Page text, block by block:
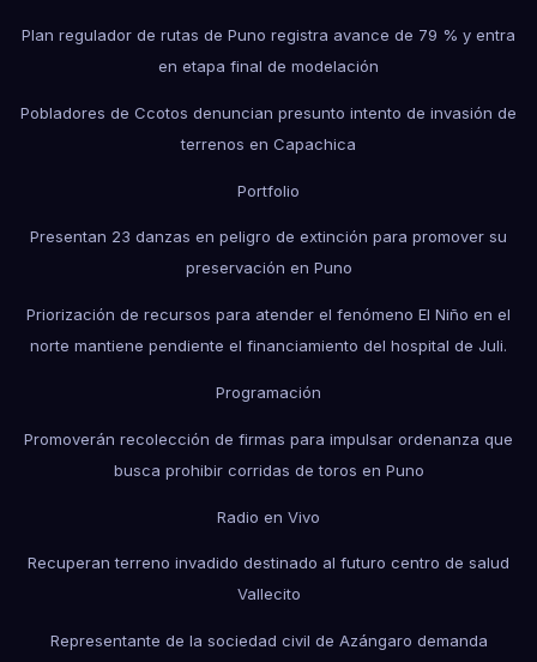
Plan regulador de rutas de Puno registra avance de 79 % y entra
en etapa final de modelación
Pobladores de Ccotos denuncian presunto intento de invasión de
terrenos en Capachica
Portfolio
Presentan 23 danzas en peligro de extinción para promover su
preservación en Puno
Priorización de recursos para atender el fenómeno El Niño en el
norte mantiene pendiente el financiamiento del hospital de Juli.
Programación
Promoverán recolección de firmas para impulsar ordenanza que
busca prohibir corridas de toros en Puno
Radio en Vivo
Recuperan terreno invadido destinado al futuro centro de salud
Vallecito
Representante de la sociedad civil de Azángaro demanda